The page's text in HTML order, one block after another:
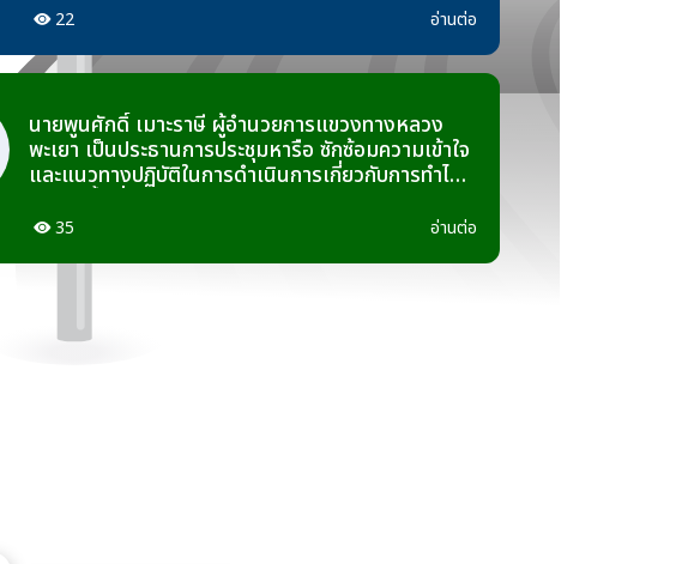
22 อ่านต่อ
นายพูนศักดิ์ เมาะราษี ผู้อำนวยการแขวงทางหลวง
พะเยา เป็นประธานการประชุมหารือ ซักซ้อมความเข้าใจ
และแนวทางปฏิบัติในการดำเนินการเกี่ยวกับการทำไม้
1021สาย ดอกคำใต้ - อ.เทิง ตอน บ.เวียงเทิง - บ.ทุ่ง
35 อ่านต่อ